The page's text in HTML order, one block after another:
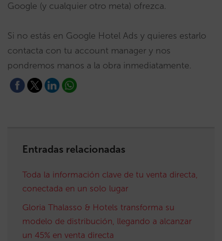
Google (y cualquier otro meta) ofrezca.
Si no estás en Google Hotel Ads y quieres estarlo
contacta con tu account manager y nos
pondremos manos a la obra inmediatamente.
Entradas relacionadas
Toda la información clave de tu venta directa,
conectada en un solo lugar
Gloria Thalasso & Hotels transforma su
modelo de distribución, llegando a alcanzar
un 45% en venta directa